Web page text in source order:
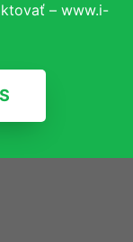
– www.i-